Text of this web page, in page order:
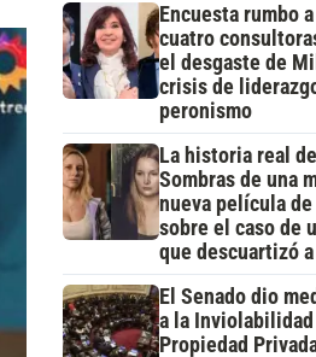
Encuesta rumbo
cuatro
el desgaste de
crisis de
peronismo
La historia real
Sombras de una
nueva película
sobre el caso de
que descuartizó
El Senado dio
a la
Propiedad